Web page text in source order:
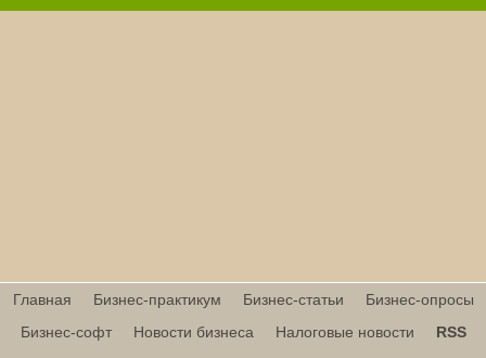
Главная Бизнес-практикум Бизнес-статьи
Бизнес-опросы
Бизнес-софт
Новости бизнеса Налоговые новости RSS